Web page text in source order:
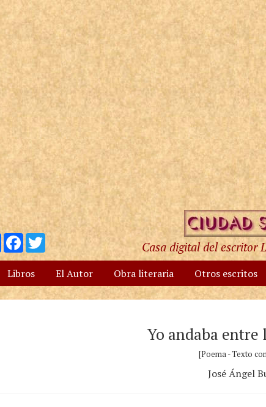
Compartir
Facebook
Twitter
Casa digital del escritor
Libros El Autor Obra literaria Otros escritos
Yo andaba
[Poema - Texto
José Ángel